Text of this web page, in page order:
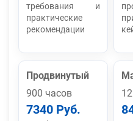
требования и
практические
рекомендации
Продвинутый
900 часов
7340 Руб.